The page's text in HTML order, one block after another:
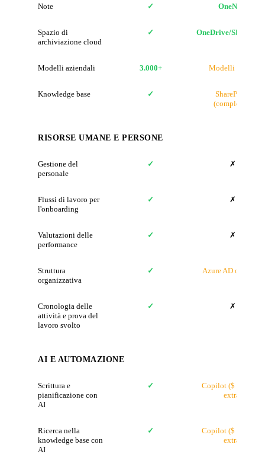
Note ✓ OneNote
Spazio di
archiviazione cloud
✓ OneDrive/
Modelli aziendali 3.000+ Modelli Office
Knowledge base ✓
SharePoint
(complesso)
RISORSE UMANE E PERSONE
Gestione del
personale
✓ ✗
Flussi di lavoro per
l'onboarding
✓ ✗
Valutazioni delle
performance
✓ ✗
Struttura
organizzativa
✓ Azure AD org chart
Cronologia delle
attività e prova del
lavoro svolto
✓ ✗
AI E AUTOMAZIONE
Scrittura e
pianificazione con
AI
✓
Copilot ($ 30/mese
extra)
Ricerca nella
knowledge base con
AI
✓
Copilot ($ 30/mese
extra)